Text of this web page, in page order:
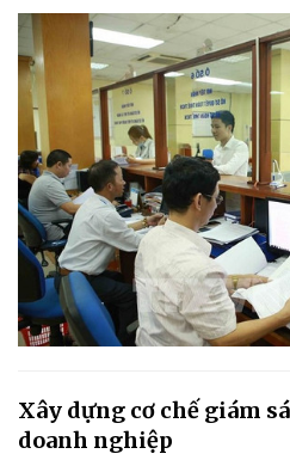
Xây dựng cơ chế giám
doanh nghiệp